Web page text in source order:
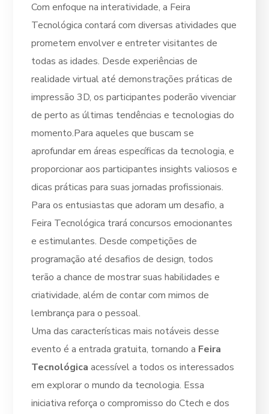
Com enfoque na interatividade, a Feira
Tecnológica contará com diversas atividades que
prometem envolver e entreter visitantes de
todas as idades. Desde experiências de
realidade virtual até demonstrações práticas de
impressão 3D, os participantes poderão vivenciar
de perto as últimas tendências e tecnologias do
momento.Para aqueles que buscam se
aprofundar em áreas específicas da tecnologia, e
proporcionar aos participantes insights valiosos e
dicas práticas para suas jornadas profissionais.
Para os entusiastas que adoram um desafio, a
Feira Tecnológica trará concursos emocionantes
e estimulantes. Desde competições de
programação até desafios de design, todos
terão a chance de mostrar suas habilidades e
criatividade, além de contar com mimos de
lembrança para o pessoal.
Uma das características mais notáveis desse
evento é a entrada gratuita, tornando a Feira
Tecnológica acessível a todos os interessados
em explorar o mundo da tecnologia. Essa
iniciativa reforça o compromisso do Ctech e dos